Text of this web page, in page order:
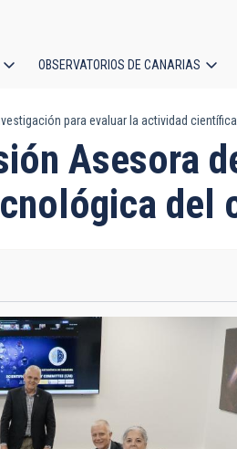
OBSERVATORIOS DE CANARIAS
para evaluar la actividad
Asesora
del